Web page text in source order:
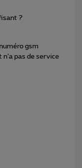
?
gsm
pas de service